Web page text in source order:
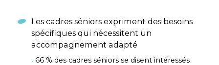
Les cadres séniors expriment des besoins
spécifiques qui nécessitent un
accompagnement adapté
66 % des cadres séniors se disent intéressés